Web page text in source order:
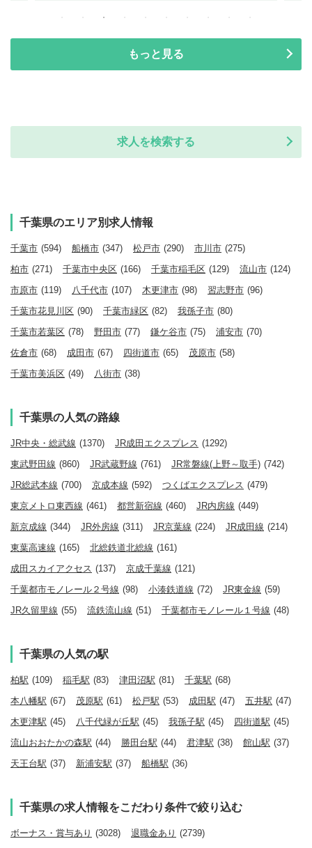
もっと見る
求人を検索する
千葉県のエリア別求人情報
千葉市 (594) 船橋市 (347) 松戸市 (290) 市川市 (275)
柏市 (271) 千葉市中央区 (166) 千葉市稲毛区 (129) 流山市 (124)
市原市 (119) 八千代市 (107) 木更津市 (98) 習志野市 (96)
千葉市花見川区 (90) 千葉市緑区 (82) 我孫子市 (80)
千葉市若葉区 (78) 野田市 (77) 鎌ケ谷市 (75) 浦安市 (70)
佐倉市 (68) 成田市 (67) 四街道市 (65) 茂原市 (58)
千葉市美浜区 (49) 八街市 (38)
千葉県の人気の路線
JR中央・総武線 (1370) JR成田エクスプレス (1292)
東武野田線 (860) JR武蔵野線 (761) JR常磐線(上野～取手) (742)
JR総武本線 (700) 京成本線 (592) つくばエクスプレス (479)
東京メトロ東西線 (461) 都営新宿線 (460) JR内房線 (449)
新京成線 (344) JR外房線 (311) JR京葉線 (224) JR成田線 (214)
東葉高速線 (165) 北総鉄道北総線 (161)
成田スカイアクセス (137) 京成千葉線 (121)
千葉都市モノレール２号線 (98) 小湊鉄道線 (72) JR東金線 (59)
JR久留里線 (55) 流鉄流山線 (51) 千葉都市モノレール１号線 (48)
千葉県の人気の駅
柏駅 (109) 稲毛駅 (83) 津田沼駅 (81) 千葉駅 (68)
本八幡駅 (67) 茂原駅 (61) 松戸駅 (53) 成田駅 (47) 五井駅 (47)
木更津駅 (45) 八千代緑が丘駅 (45) 我孫子駅 (45) 四街道駅 (45)
流山おおたかの森駅 (44) 勝田台駅 (44) 君津駅 (38) 館山駅 (37)
天王台駅 (37) 新浦安駅 (37) 船橋駅 (36)
千葉県の求人情報をこだわり条件で絞り込む
ボーナス・賞与あり (3028) 退職金あり (2739)